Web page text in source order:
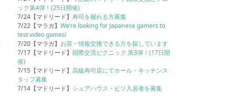
ック第4弾！(25日開催)
7/24【マドリード】寿司を握れる方募集
7/22【マラガ】We’re looking for Japanese gamers to
test video games!
7/20【マラガ】 お茶・情報交換できる方を探しています
7/17【マドリード】 国際交流ピクニック 第3弾！(17日開
催)
7/15【マドリード】高級寿司店にてホール・キッチンス
タッフ募集
7/14【マドリード】 シェアハウス・ピソ入居者を募集